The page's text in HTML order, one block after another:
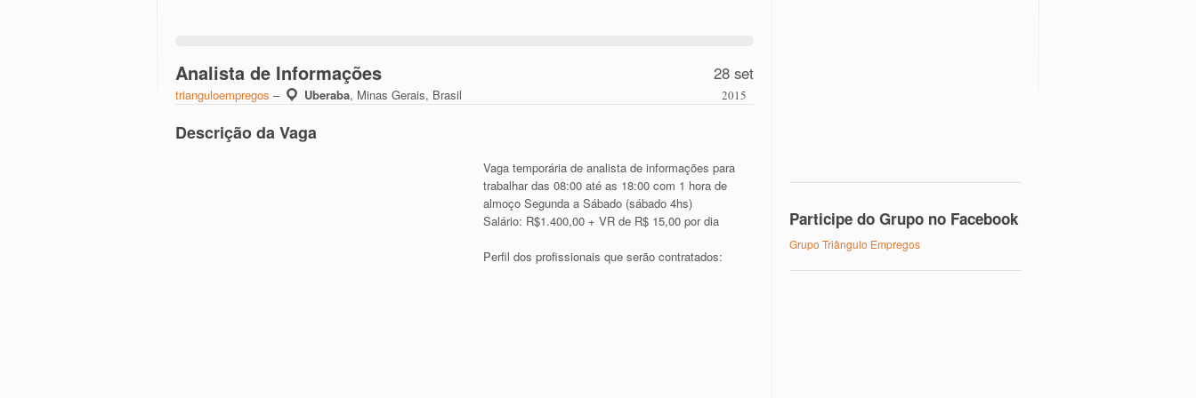
28 set
2015
Analista de Informações
trianguloempregos – Uberaba, Minas Gerais, Brasil
Descrição da Vaga
Vaga temporária de analista de informações para
trabalhar das 08:00 até as 18:00 com 1 hora de
almoço Segunda a Sábado (sábado 4hs)
Salário: R$1.400,00 + VR de R$ 15,00 por dia
Perfil dos profissionais que serão contratados:
Participe do Grupo no Facebook
Grupo Triângulo Empregos